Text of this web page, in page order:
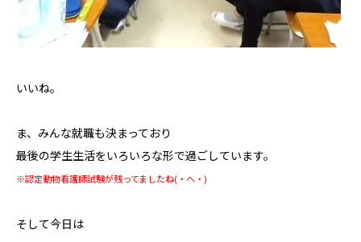
いいね。
ま、みんな就職も決まっており
最後の学生生活をいろいろな形で過ごしています。
※認定動物看護師試験が残ってましたね(・へ・)
そして今日は